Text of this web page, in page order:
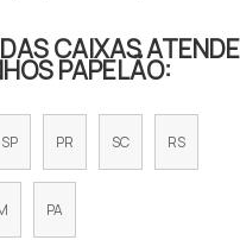
CAIXAS ATENDE
PAPELÃO:
SP PR SC RS
PA